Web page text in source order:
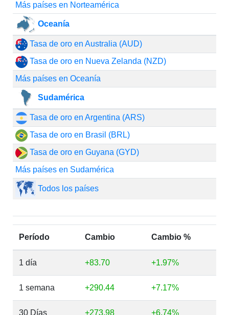
Más países en Norteamérica
Oceanía
Tasa de oro en Australia (AUD)
Tasa de oro en Nueva Zelanda (NZD)
Más países en Oceanía
Sudamérica
Tasa de oro en Argentina (ARS)
Tasa de oro en Brasil (BRL)
Tasa de oro en Guyana (GYD)
Más países en Sudamérica
Todos los países
Período Cambio Cambio %
1 día +83.70 +1.97%
1 semana +290.44 +7.17%
30 Días +273.98 +6.74%